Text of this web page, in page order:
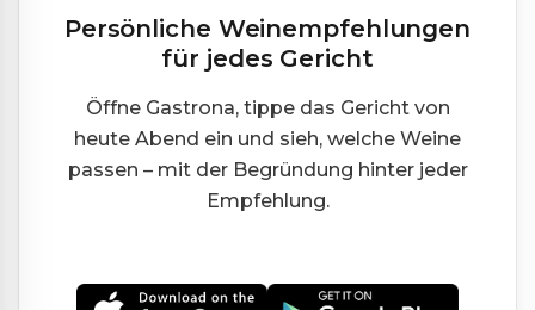
Persönliche Weinempfehlungen
für jedes Gericht
Öffne Gastrona, tippe das Gericht von
heute Abend ein und sieh, welche Weine
passen – mit der Begründung hinter jeder
Empfehlung.